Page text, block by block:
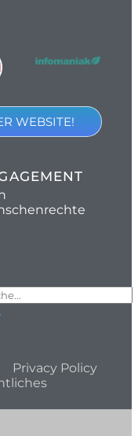
WEBSITE!
Privacy Policy